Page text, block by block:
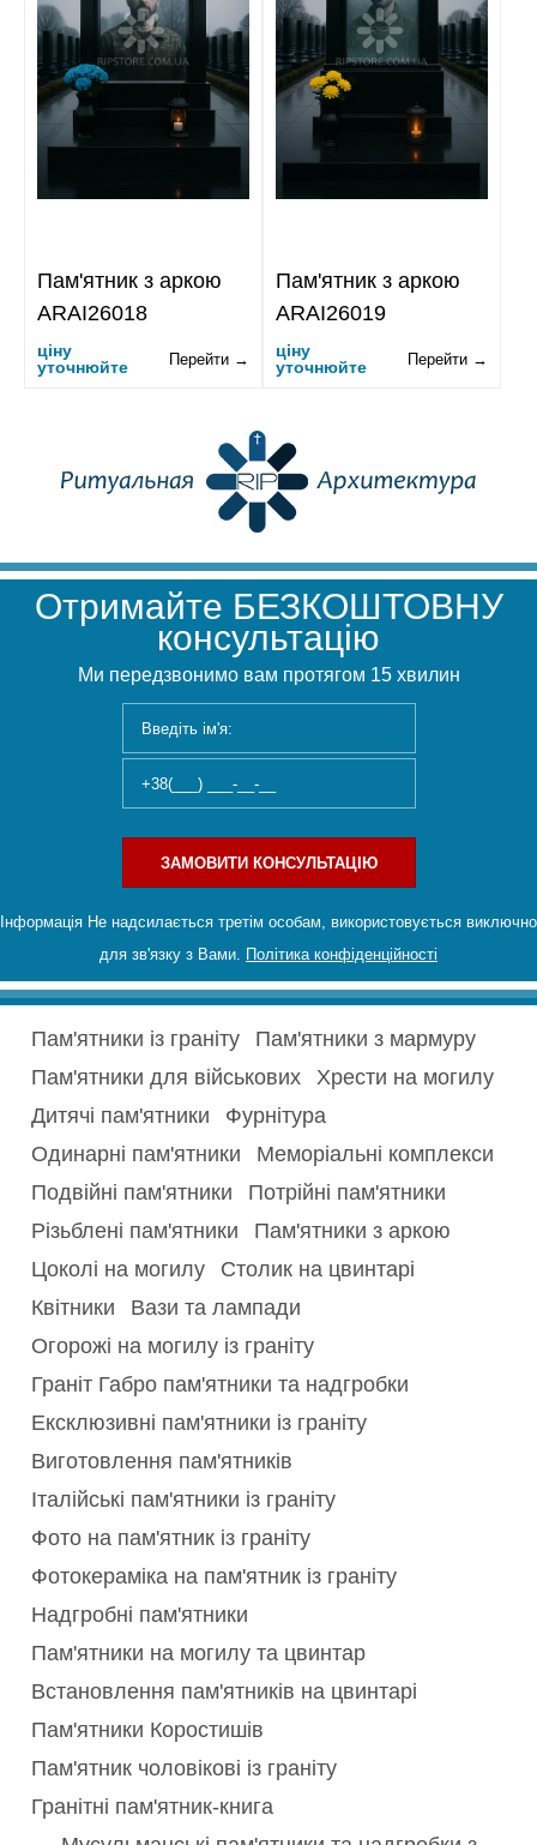
Пам'ятник з аркою
ARAI26018
ціну
уточнюйте
Перейти →
Пам'ятник з аркою
ARAI26019
ціну
уточнюйте
Перейти →
Отримайте БЕЗКОШТОВНУ
консультацію
Ми передзвонимо вам протягом 15 хвилин
ЗАМОВИТИ КОНСУЛЬТАЦІЮ
Інформація Не надсилається третім особам, використовується виключно
для зв'язку з Вами. Політика конфіденційності
Пам'ятники із граніту
Пам'ятники з мармуру
Пам'ятники для військових
Хрести на могилу
Дитячі пам'ятники
Фурнітура
Одинарні пам'ятники
Меморіальні комплекси
Подвійні пам'ятники
Потрійні пам'ятники
Різьблені пам'ятники
Пам'ятники з аркою
Цоколі на могилу
Столик на цвинтарі
Квітники
Вази та лампади
Огорожі на могилу із граніту
Граніт Габро пам'ятники та надгробки
Ексклюзивні пам'ятники із граніту
Виготовлення пам'ятників
Італійські пам'ятники із граніту
Фото на пам'ятник із граніту
Фотокераміка на пам'ятник із граніту
Надгробні пам'ятники
Пам'ятники на могилу та цвинтар
Встановлення пам'ятників на цвинтарі
Пам'ятники Коростишів
Пам'ятник чоловікові із граніту
Гранітні пам'ятник-книга